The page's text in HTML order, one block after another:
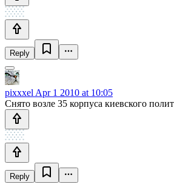
Reply
pixxxel Apr 1 2010 at 10:05
Снято возле 35 корпуса киевского
Reply